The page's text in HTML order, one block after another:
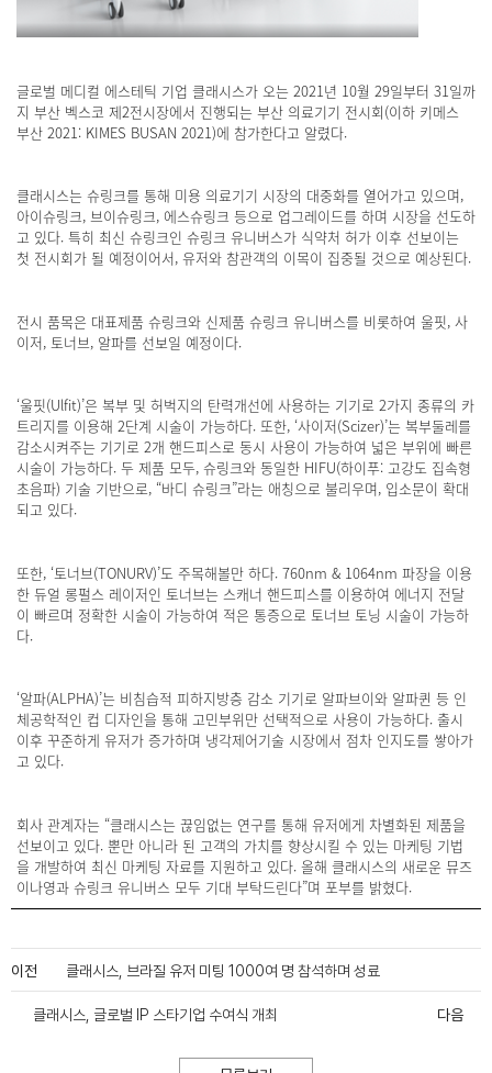
글로벌 메디컬 에스테틱 기업 클래시스가 오는 2021년 10월 29일부터 31일까
지 부산 벡스코 제2전시장에서 진행되는 부산 의료기기 전시회(이하 키메스
부산 2021: KIMES BUSAN 2021)에 참가한다고 알렸다.
클래시스는 슈링크를 통해 미용 의료기기 시장의 대중화를 열어가고 있으며,
아이슈링크, 브이슈링크, 에스슈링크 등으로 업그레이드를 하며 시장을 선도하
고 있다. 특히 최신 슈링크인 슈링크 유니버스가 식약처 허가 이후 선보이는
첫 전시회가 될 예정이어서, 유저와 참관객의 이목이 집중될 것으로 예상된다.
전시 품목은 대표제품 슈링크와 신제품 슈링크 유니버스를 비롯하여 울핏, 사
이저, 토너브, 알파를 선보일 예정이다.
‘울핏(Ulfit)’은 복부 및 허벅지의 탄력개선에 사용하는 기기로 2가지 종류의 카
트리지를 이용해 2단계 시술이 가능하다. 또한, ‘사이저(Scizer)’는 복부둘레를
감소시켜주는 기기로 2개 핸드피스로 동시 사용이 가능하여 넓은 부위에 빠른
시술이 가능하다. 두 제품 모두, 슈링크와 동일한 HIFU(하이푸: 고강도 집속형
초음파) 기술 기반으로, “바디 슈링크”라는 애칭으로 불리우며, 입소문이 확대
되고 있다.
또한, ‘토너브(TONURV)’도 주목해볼만 하다. 760nm & 1064nm 파장을 이용
한 듀얼 롱펄스 레이저인 토너브는 스캐너 핸드피스를 이용하여 에너지 전달
이 빠르며 정확한 시술이 가능하여 적은 통증으로 토너브 토닝 시술이 가능하
다.
‘알파(ALPHA)’는 비침습적 피하지방층 감소 기기로 알파브이와 알파퀸 등 인
체공학적인 컵 디자인을 통해 고민부위만 선택적으로 사용이 가능하다. 출시
이후 꾸준하게 유저가 증가하며 냉각제어기술 시장에서 점차 인지도를 쌓아가
고 있다.
회사 관계자는 “클래시스는 끊임없는 연구를 통해 유저에게 차별화된 제품을
선보이고 있다. 뿐만 아니라 된 고객의 가치를 향상시킬 수 있는 마케팅 기법
을 개발하여 최신 마케팅 자료를 지원하고 있다. 올해 클래시스의 새로운 뮤즈
이나영과 슈링크 유니버스 모두 기대 부탁드린다”며 포부를 밝혔다.
이전 클래시스, 브라질 유저 미팅 1000여 명 참석하며 성료
클래시스, 글로벌 IP 스타기업 수여식 개최 다음